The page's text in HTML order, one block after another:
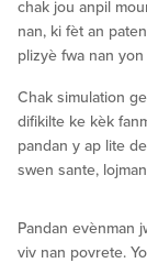
chak jou anpil
nan, ki fèt an
plizyè fwa nan
Chak simulation
difikilte ke kèk
pandan y ap lite
swen sante,
Pandan evènman
viv nan povrete.